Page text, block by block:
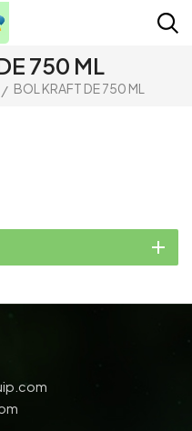
750 ML
/ BOL KRAFT DE 750 ML